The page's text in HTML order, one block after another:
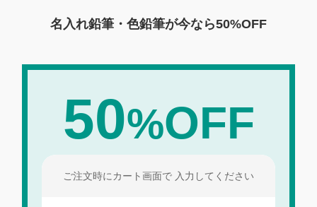
名入れ鉛筆・色鉛筆が今なら50%OFF
50%OFF
ご注文時にカート画面で 入力してください